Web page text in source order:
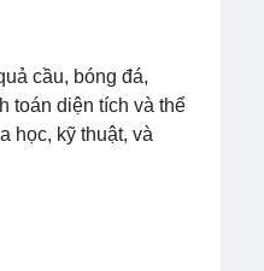
cầu, bóng đá,
toán diện tích và thể
học, kỹ thuật, và